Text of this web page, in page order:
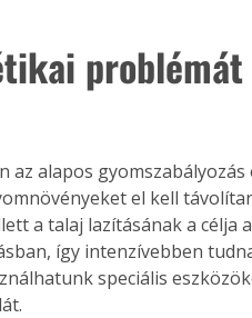
problémát
alapos gyomszabályozás
el kell
a talaj lazításának a célja
így intenzívebben
speciális